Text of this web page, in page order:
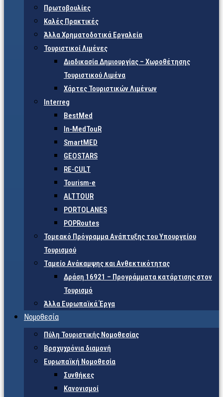
Πρωτοβουλίες
Καλές Πρακτικές
Άλλα Χρηματοδοτικά Εργαλεία
Τουριστικοί Λιμένες
Διαδικασία Δημιουργίας – Χωροθέτησης
Τουριστικού Λιμένα
Χάρτες Τουριστικών Λιμένων
Interreg
BestMed
In-MedTouR
SmartMED
GEOSTARS
RE-CULT
Tourism-e
ALTTOUR
PORTOLANES
POPRoutes
Τομεακό Πρόγραμμα Ανάπτυξης του Υπουργείου
Τουρισμού
Ταμείο Ανάκαμψης και Ανθεκτικότητας
Δράση 16921 – Προγράμματα κατάρτισης στον
Τουρισμό
Άλλα Ευρωπαϊκά Έργα
Νομοθεσία
Πύλη Τουριστικής Νομοθεσίας
Βραχυχρόνια διαμονή
Ευρωπαϊκή Νομοθεσία
Συνθήκες
Κανονισμοί